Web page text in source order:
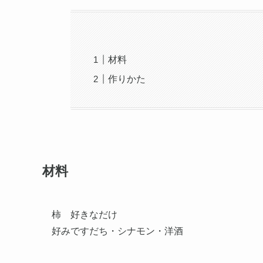
材料
作りかた
材料
柿 好きなだけ
好みですだち・シナモン・洋酒